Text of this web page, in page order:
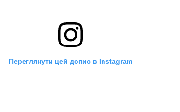
Переглянути цей допис в Instagram